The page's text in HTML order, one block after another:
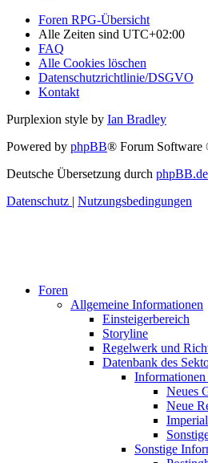
Foren RPG-Übersicht
Alle Zeiten sind UTC+02:00
FAQ
Alle Cookies löschen
Datenschutzrichtlinie/DSGVO
Kontakt
Purplexion style by Ian Bradley
Powered by phpBB® Forum
Deutsche Übersetzung durch phpBB.de
Datenschutz | Nutzungsbedingungen
Foren
Allgemeine Informationen
Einsteigerbereich
Storyline
Regelwerk und
Datenbank des
Informationen
Neues
Neue
Sonstige